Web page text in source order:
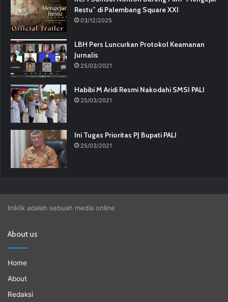
Restu” di Palembang Square XXI
03/12/2025
LBH Pers Luncurkan Protokol Keamanan
Jurnalis
25/03/2021
Habibi M Aridi Resmi Nakodahi SMSI PALI
25/03/2021
Ini Tugas Prioritas PJ Bupati PALI
25/03/2021
Iniklik adalah sebuah media online
About us
Home
About
Redaksi